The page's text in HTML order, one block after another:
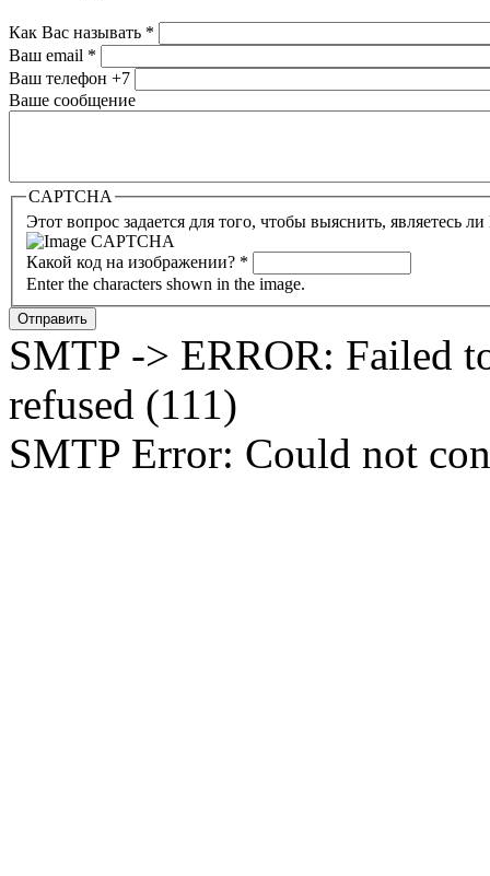
Как Вас называть *
Ваш email *
Ваш телефон +7
Ваше сообщение
CAPTCHA
Этот вопрос задается для того, чтобы выяснить, являетесь
Какой код на изображении? *
Enter the characters shown in the image.
SMTP -> ERROR: Failed
refused (111)
SMTP Error: Could not